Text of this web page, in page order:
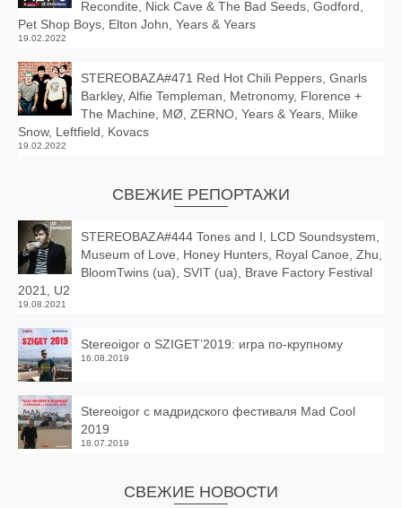
Recondite, Nick Cave & The Bad Seeds, Godford,
Pet Shop Boys, Elton John, Years & Years
19.02.2022
STEREOBAZA#471 Red Hot Chili Peppers, Gnarls
Barkley, Alfie Templeman, Metronomy, Florence +
The Machine, MØ, ZERNO, Years & Years, Miike
Snow, Leftfield, Kovacs
19.02.2022
СВЕЖИЕ РЕПОРТАЖИ
STEREOBAZA#444 Tones and I, LCD Soundsystem,
Museum of Love, Honey Hunters, Royal Canoe, Zhu,
BloomTwins (ua), SVIT (ua), Brave Factory Festival
2021, U2
19.08.2021
Stereoigor о SZIGET’2019: игра по-крупному
16.08.2019
Stereoigor с мадридского фестиваля Mad Cool
2019
18.07.2019
СВЕЖИЕ НОВОСТИ